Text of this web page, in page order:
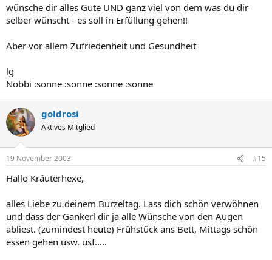
wünsche dir alles Gute UND ganz viel von dem was du dir
selber wünscht - es soll in Erfüllung gehen!!
Aber vor allem Zufriedenheit und Gesundheit
lg
Nobbi :sonne :sonne :sonne :sonne
goldrosi
Aktives Mitglied
19 November 2003 #15
Hallo Kräuterhexe,
alles Liebe zu deinem Burzeltag. Lass dich schön verwöhnen
und dass der Gankerl dir ja alle Wünsche von den Augen
abliest. (zumindest heute) Frühstück ans Bett, Mittags schön
essen gehen usw. usf.....